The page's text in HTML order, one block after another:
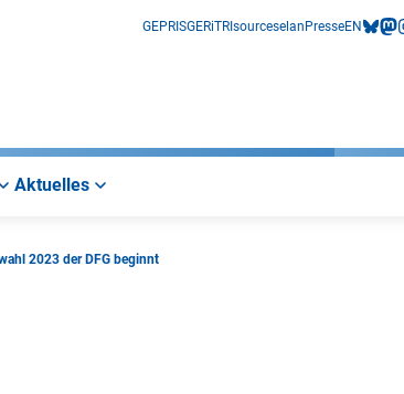
GEPRISGERiTRIsourceselan PresseEN
Aktuelles
2023 der DFG beginnt